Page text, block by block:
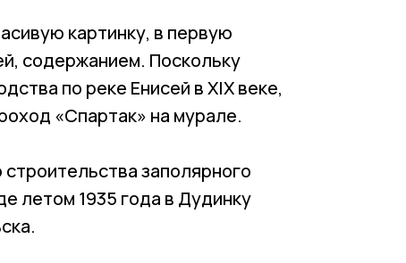
картинку, в первую
содержанием. Поскольку
по реке Енисей в XIX веке,
«Спартак» на мурале.
заполярного
летом 1935 года в Дудинку